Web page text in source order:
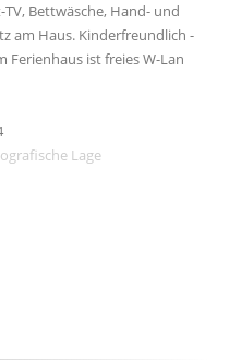
Bettwäsche, Hand- und
am Haus. Kinderfreundlich -
Ferienhaus ist freies W-Lan
Lage